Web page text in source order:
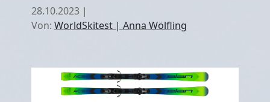
28.10.2023 |
Von: WorldSkitest | Anna Wölfling